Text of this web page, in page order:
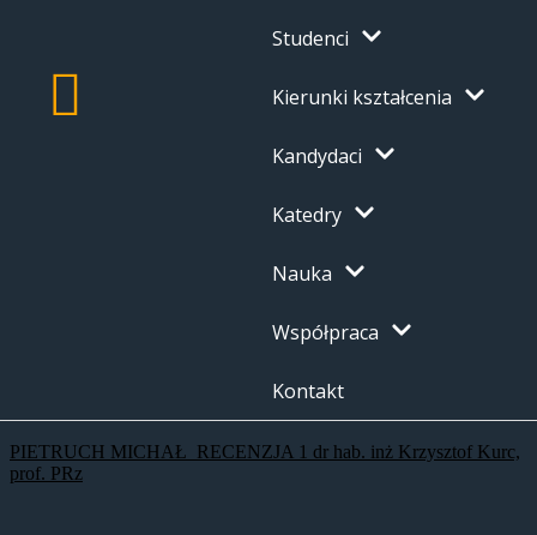
Studenci
Kierunki kształcenia
Kandydaci
Katedry
Nauka
Współpraca
Kontakt
PIETRUCH MICHAŁ_RECENZJA 1 dr hab. inż Krzysztof Kurc,
prof. PRz